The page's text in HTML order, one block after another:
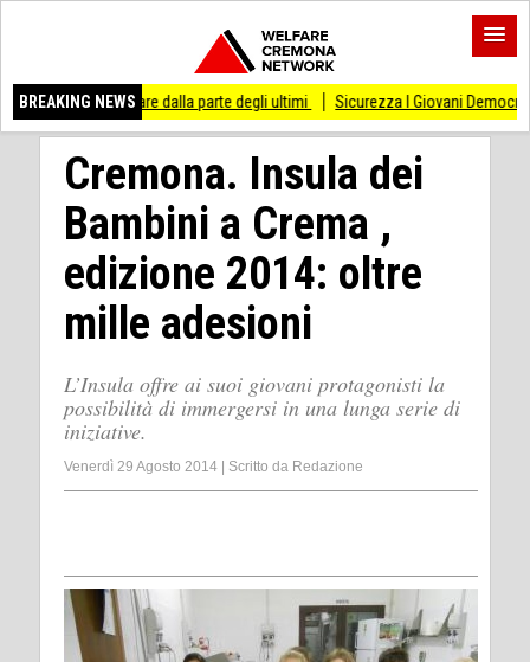
BREAKING NEWS
dalla parte degli ultimi Sicurezza I Giovani Democratici ribattono ai
Cremona. Insula dei
Bambini a Crema ,
edizione 2014: oltre
mille adesioni
L’Insula offre ai suoi giovani protagonisti la
possibilità di immergersi in una lunga serie di
iniziative.
Venerdì 29 Agosto 2014 Scritto da Redazione